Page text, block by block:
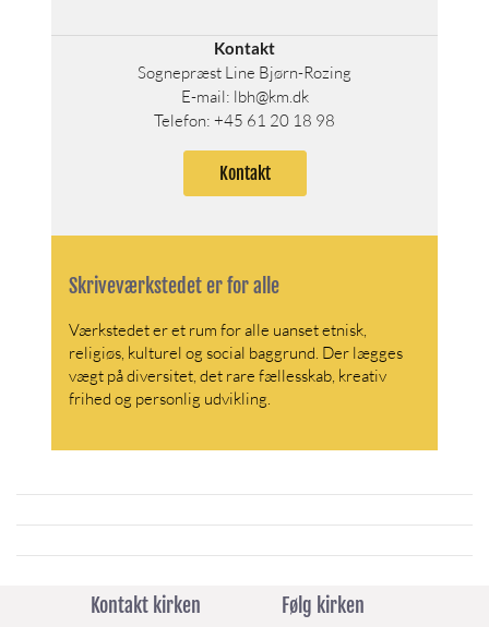
Kontakt
Sognepræst Line Bjørn-Rozing
E-mail: lbh@km.dk
Telefon: +45 61 20 18 98
Kontakt
Skriveværkstedet er for alle
Værkstedet er et rum for alle uanset etnisk,
religiøs, kulturel og social baggrund. Der lægges
vægt på diversitet, det rare fællesskab, kreativ
frihed og personlig udvikling.
Kontakt kirken Følg kirken